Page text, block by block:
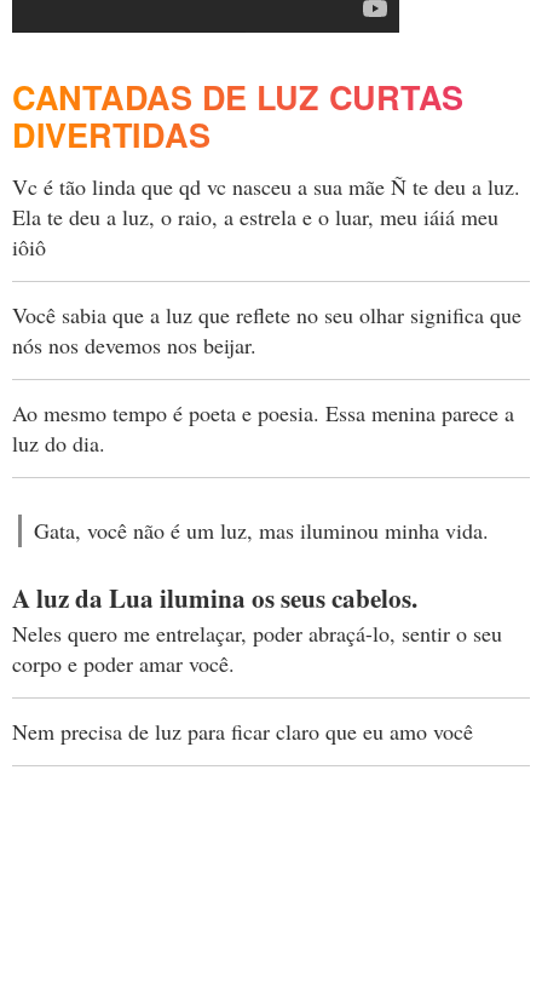
CANTADAS DE LUZ CURTAS
DIVERTIDAS
Vc é tão linda que qd vc nasceu a sua mãe Ñ te deu a luz.
Ela te deu a luz, o raio, a estrela e o luar, meu iáiá meu
iôiô
Você sabia que a luz que reflete no seu olhar significa que
nós nos devemos nos beijar.
Ao mesmo tempo é poeta e poesia. Essa menina parece a
luz do dia.
Gata, você não é um luz, mas iluminou minha vida.
A luz da Lua ilumina os seus cabelos.
Neles quero me entrelaçar, poder abraçá-lo, sentir o seu
corpo e poder amar você.
Nem precisa de luz para ficar claro que eu amo você